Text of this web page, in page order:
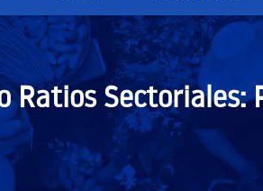
Ratios Sectoriales: